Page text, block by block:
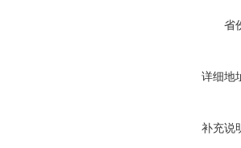
省
详细地
补充说